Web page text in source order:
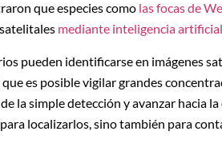
que especies como las focas de
mediante inteligencia artificial
pueden identificarse en imágenes
es posible vigilar grandes
la simple detección y avanzar hacia
localizarlos, sino también para